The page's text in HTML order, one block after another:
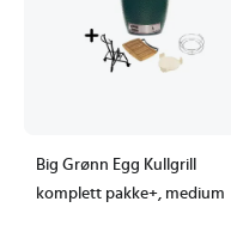
Big Grønn Egg Kullgrill
komplett pakke+, medium